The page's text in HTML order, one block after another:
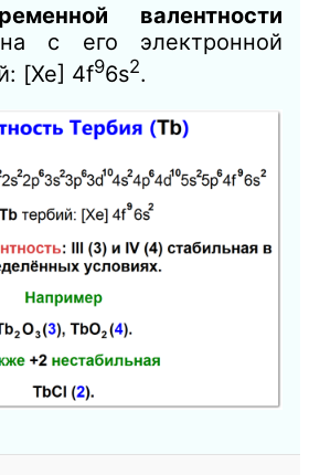
валентности
с его электронной
[Xe] 4f96s2.